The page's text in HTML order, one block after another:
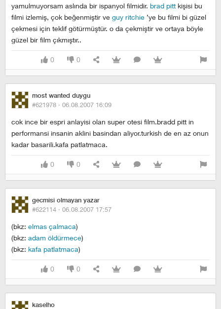
yamulmuyorsam aslında bir ispanyol filmidir. brad pitt kişisi bu
filmi izlemiş, çok beğenmiştir ve guy ritchie ’ye bu filmi bi güzel
çekmesi için teklif götürmüştür. o da çekmiştir ve ortaya böyle
güzel bir film çıkmıştır..
0 0
most wanted duygu
#621978 · 06.08.2007 16:09
cok ince bir espri anlayisi olan super otesi film.bradd pitt in
performansi insanin aklini basindan aliyor.turkish de en az onun
kadar basarili.kafa patlatmaca.
0 0
gecmisi olmayan yazar
#622114 · 06.08.2007 17:57
(bkz: elmas çalmaca)
(bkz: adam öldürmece)
(bkz: kafa patlatmaca)
0 0
kaselho